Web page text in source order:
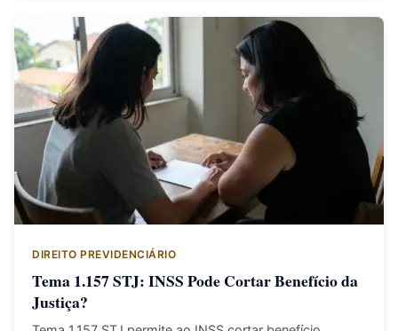
DIREITO PREVIDENCIÁRIO
Tema 1.157 STJ: INSS Pode Cortar Benefício da
Justiça?